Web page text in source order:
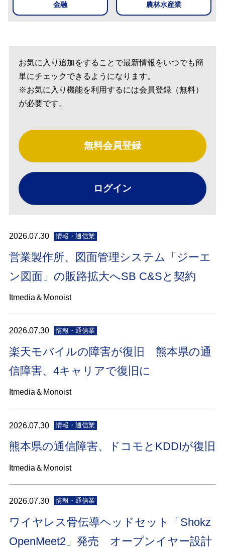
金融 農林水産業
お気に入り追加をすることで最新情報をいつでも簡
単にチェックできるようになります。
※お気に入り機能を利用するには会員登録（無料）
が必要です。
無料会員登録
ログイン
2026.07.30 情報・通信業
営業製作所、図面管理システム「ジーエ
ン図面」の販路拡大へSB C&Sと契約
Itmedia＆Monoist
2026.07.30 情報・通信業
楽天モバイルの障害が復旧 熊本県の通
信障害、4キャリアで復旧に
Itmedia＆Monoist
2026.07.30 情報・通信業
熊本県の通信障害、ドコモとKDDIが復旧
Itmedia＆Monoist
2026.07.30 情報・通信業
ワイヤレス骨伝導ヘッドセット「Shokz
OpenMeet2」発売 オープンイヤー設計